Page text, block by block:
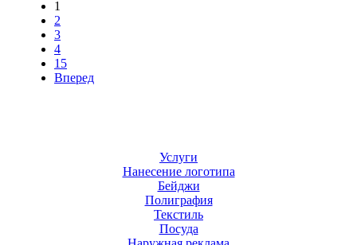
1
2
3
4
15
Вперед
Услуги
Нанесение логотипа
Бейджи
Полиграфия
Текстиль
Посуда